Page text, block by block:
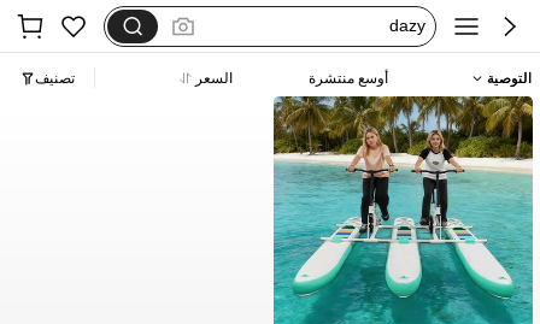
dazy
بيجامات شتوية مقاس كبير
motf
التوصية أوسع منتشرة السعر تصنيف